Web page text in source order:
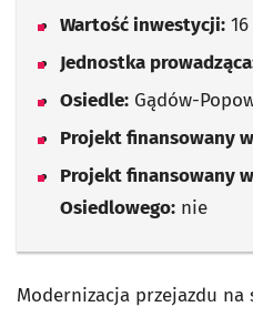
Wartość inwestycji:
Jednostka
Osiedle: Gądów-
Projekt finansowany
Projekt finansowany
Osiedlowego: nie
Modernizacja przejazdu